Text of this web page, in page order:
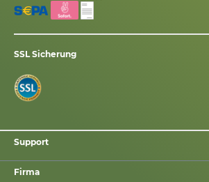
SSL Sicherung
Support
Firma